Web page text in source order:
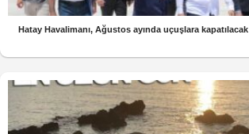
Hatay Havalimanı, Ağustos ayında uçuşlara kapatılacak